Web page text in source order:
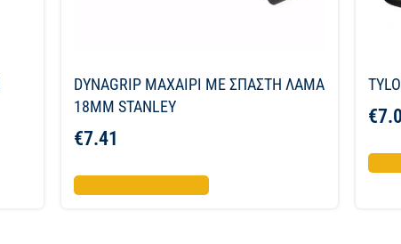
DYNAGRIP ΜΑΧΑΙΡΙ ME ΣΠΑΣΤΗ ΛΑΜΑ
18MM STANLEY
€7.41
€